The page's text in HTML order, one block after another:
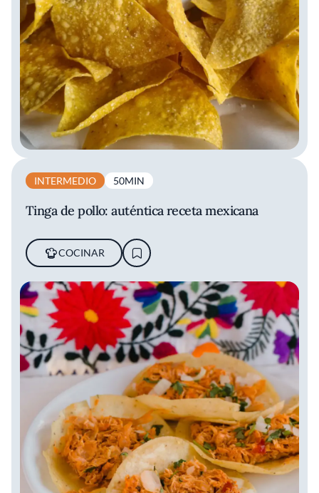
INTERMEDIO 50MIN
Tinga de pollo: auténtica receta mexicana
COCINAR